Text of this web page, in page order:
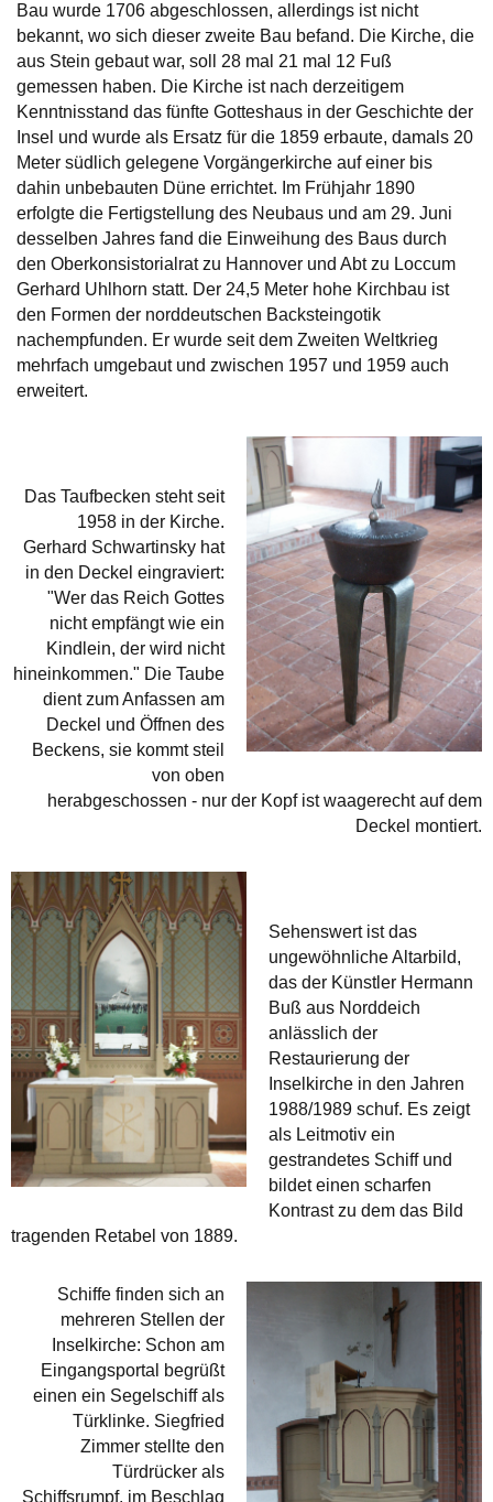
Bau wurde 1706 abgeschlossen, allerdings ist nicht
bekannt, wo sich dieser zweite Bau befand. Die Kirche, die
aus Stein gebaut war, soll 28 mal 21 mal 12 Fuß
gemessen haben. Die Kirche ist nach derzeitigem
Kenntnisstand das fünfte Gotteshaus in der Geschichte der
Insel und wurde als Ersatz für die 1859 erbaute, damals 20
Meter südlich gelegene Vorgängerkirche auf einer bis
dahin unbebauten Düne errichtet. Im Frühjahr 1890
erfolgte die Fertigstellung des Neubaus und am 29. Juni
desselben Jahres fand die Einweihung des Baus durch
den Oberkonsistorialrat zu Hannover und Abt zu Loccum
Gerhard Uhlhorn statt. Der 24,5 Meter hohe Kirchbau ist
den Formen der norddeutschen Backsteingotik
nachempfunden. Er wurde seit dem Zweiten Weltkrieg
mehrfach umgebaut und zwischen 1957 und 1959 auch
erweitert.
Das Taufbecken steht seit
1958 in der Kirche.
Gerhard Schwartinsky hat
in den Deckel eingraviert:
"Wer das Reich Gottes
nicht empfängt wie ein
Kindlein, der wird nicht
hineinkommen." Die Taube
dient zum Anfassen am
Deckel und Öffnen des
Beckens, sie kommt steil
von oben
herabgeschossen - nur der Kopf ist waagerecht auf dem
Deckel montiert.
Sehenswert ist das
ungewöhnliche Altarbild,
das der Künstler Hermann
Buß aus Norddeich
anlässlich der
Restaurierung der
Inselkirche in den Jahren
1988/1989 schuf. Es zeigt
als Leitmotiv ein
gestrandetes Schiff und
bildet einen scharfen
Kontrast zu dem das Bild
tragenden Retabel von 1889.
Schiffe finden sich an
mehreren Stellen der
Inselkirche: Schon am
Eingangsportal begrüßt
einen ein Segelschiff als
Türklinke. Siegfried
Zimmer stellte den
Türdrücker als
Schiffsrumpf, im Beschlag